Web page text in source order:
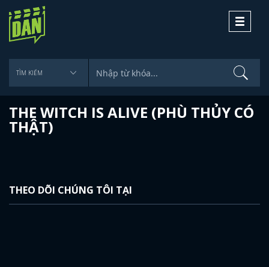
Toggle
THE WITCH IS ALIVE (PHÙ THỦY CÓ
THẬT)
THEO DÕI CHÚNG TÔI TẠI